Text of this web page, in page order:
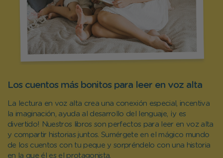
Los cuentos más bonitos para leer en voz alta
La lectura en voz alta crea una conexión especial, incentiva
la imaginación, ayuda al desarrollo del lenguaje, ¡y es
divertido! Nuestros libros son perfectos para leer en voz alta
y compartir historias juntos. Sumérgete en el mágico mundo
de los cuentos con tu peque y sorpréndelo con una historia
en la que él es el protagonista.